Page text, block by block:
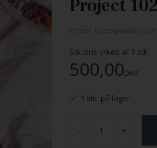
Project
Stk. pris v/køb af 1 stk
500,00DKK
1 stk. på lager
- +